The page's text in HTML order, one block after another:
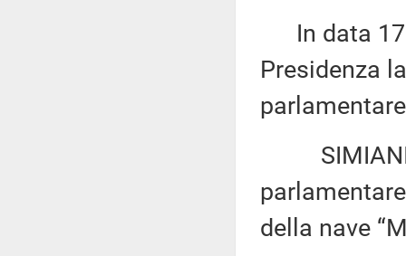
In data 17
Presidenza
SIMIANI:
della nave